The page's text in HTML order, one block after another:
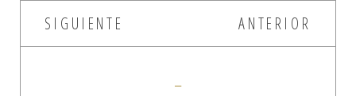
SIGUIENTE ANTERIOR